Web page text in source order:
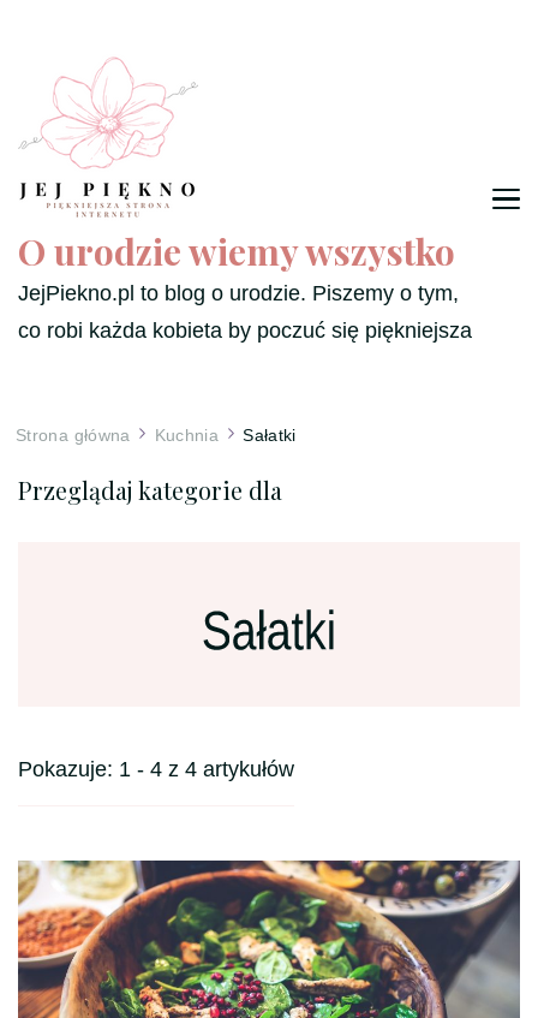
O urodzie wiemy wszystko
JejPiekno.pl to blog o urodzie. Piszemy o tym,
co robi każda kobieta by poczuć się piękniejsza
Strona główna Kuchnia Sałatki
Przeglądaj kategorie dla
Pokazuje: 1 - 4 z 4 artykułów